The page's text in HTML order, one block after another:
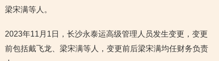
梁宋满等人。
2023年11月1日，长沙永泰运高级管理人员发生变更，变更
前包括戴飞龙、梁宋满等人，变更前后梁宋满均任财务负责